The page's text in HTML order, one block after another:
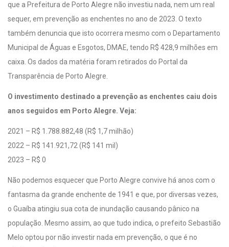
que a Prefeitura de Porto Alegre não investiu nada, nem um real
sequer, em prevenção as enchentes no ano de 2023. O texto
também denuncia que isto ocorrera mesmo com o Departamento
Municipal de Águas e Esgotos, DMAE, tendo R$ 428,9 milhões em
caixa. Os dados da matéria foram retirados do Portal da
Transparência de Porto Alegre.
O investimento destinado a prevenção as enchentes caiu dois
anos seguidos em Porto Alegre. Veja:
2021 – R$ 1.788.882,48 (R$ 1,7 milhão)
2022 – R$ 141.921,72 (R$ 141 mil)
2023 – R$ 0
Não podemos esquecer que Porto Alegre convive há anos com o
fantasma da grande enchente de 1941 e que, por diversas vezes,
o Guaíba atingiu sua cota de inundação causando pânico na
população. Mesmo assim, ao que tudo indica, o prefeito Sebastião
Melo optou por não investir nada em prevenção, o que é no